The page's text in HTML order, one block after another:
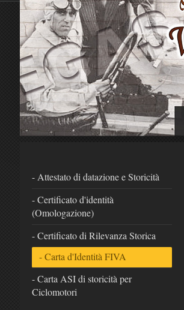
- Attestato di datazione e Storicità
- Certificato d'identità
(Omologazione)
- Certificato di Rilevanza Storica
- Carta d'Identità FIVA
- Carta ASI di storicità per
Ciclomotori